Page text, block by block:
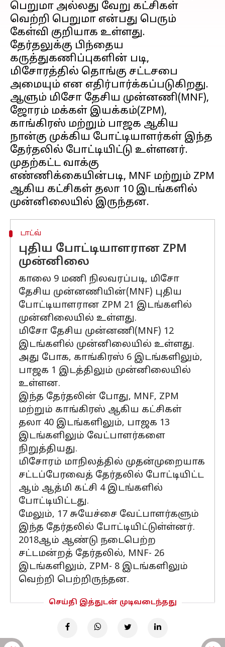
பெறுமா அல்லது வேறு கட்சிகள்
வெற்றி பெறுமா என்பது பெரும்
கேள்வி குறியாக உள்ளது.
தேர்தலுக்கு பிந்தைய
கருத்துகணிப்புகளின் படி,
மிசோரத்தில் தொங்கு சட்டசபை
அமையும் என எதிர்பார்க்கப்படுகிறது.
ஆளும் மிசோ தேசிய முன்னணி(MNF),
ஜோரம் மக்கள் இயக்கம்(ZPM),
காங்கிரஸ் மற்றும் பாஜக ஆகிய
நான்கு முக்கிய போட்டியாளர்கள் இந்த
தேர்தலில் போட்டியிட்டு உள்ளனர்.
முதற்கட்ட வாக்கு
எண்ணிக்கையின்படி, MNF மற்றும் ZPM
ஆகிய கட்சிகள் தலா 10 இடங்களில்
டாட்வ்
புதிய போட்டியாளரான ZPM
முன்னிலை
காலை 9 மணி நிலவரப்படி, மிசோ
தேசிய முன்னணியின்(MNF) புதிய
போட்டியாளரான ZPM 21 இடங்களில்
முன்னிலையில் உள்ளது.
மிசோ தேசிய முன்னணி(MNF) 12
இடங்களில் முன்னிலையில் உள்ளது.
அது போக, காங்கிரஸ் 6 இடங்களிலும்,
பாஜக 1 இடத்திலும் முன்னிலையில்
உள்ளன.
இந்த தேர்தலின் போது, MNF, ZPM
மற்றும் காங்கிரஸ் ஆகிய கட்சிகள்
தலா 40 இடங்களிலும், பாஜக 13
இடங்களிலும் வேட்பாளர்களை
நிறுத்தியது.
மிசோரம் மாநிலத்தில் முதன்முறையாக
சட்டப்பேரவைத் தேர்தலில் போட்டியிட்ட
ஆம் ஆத்மி கட்சி 4 இடங்களில்
போட்டியிட்டது.
மேலும், 17 சுயேச்சை வேட்பாளர்களும்
இந்த தேர்தலில் போட்டியிட்டுள்ள்னர்.
2018ஆம் ஆண்டு நடைபெற்ற
சட்டமன்றத் தேர்தலில், MNF- 26
இடங்களிலும், ZPM- 8 இடங்களிலும்
வெற்றி பெற்றிருந்தன.
செய்தி இத்துடன் முடிவடைந்தது